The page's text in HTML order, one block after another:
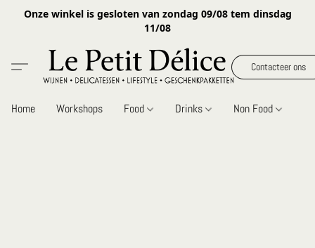
Onze winkel is gesloten van zondag 09/08 tem dinsdag
11/08
Contacteer ons
Home Workshops Food Drinks Non Food